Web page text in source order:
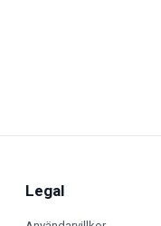
Legal